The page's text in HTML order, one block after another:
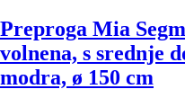
Preproga Mia
volnena, s srednje
modra, ø 150 cm